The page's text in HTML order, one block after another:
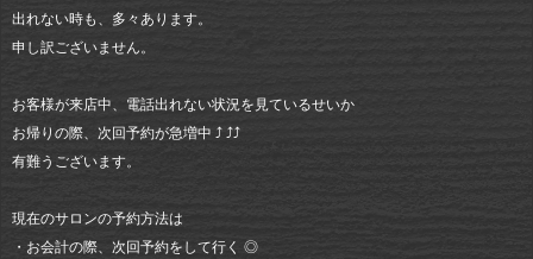
出れない時も、多々あります。
申し訳ございません。
お客様が来店中、電話出れない状況を見ているせいか
お帰りの際、次回予約が急増中 ⤴︎ ⤴︎⤴︎
有難うございます。
現在のサロンの予約方法は
・お会計の際、次回予約をして行く ◎